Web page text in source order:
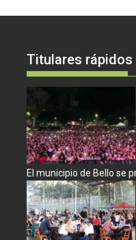
Titulares rápidos
El municipio de Bello se